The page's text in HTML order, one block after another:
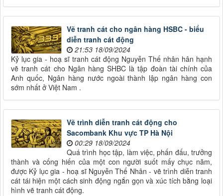
Vẽ tranh cát cho ngân hàng HSBC - biểu
diễn tranh cát động
21:53 18/09/2024
Kỷ lục gia - hoạ sĩ tranh cát động Nguyễn Thế nhân hân hạnh
vẽ tranh cát cho Ngân hàng SHBC là tập đoàn tài chính của
Anh quốc, Ngân hàng nước ngoài thành lập ngân hàng con
sớm nhất ở Việt Nam .
Vẽ trình diễn tranh cát động cho
Sacombank Khu vực TP Hà Nội
00:29 18/09/2024
Quá trình học tập, làm việc, phấn đấu, trưởng
thành và cống hiến của một con người suốt mấy chục năm,
được Kỷ lục gia - hoạ sĩ Nguyễn Thế Nhân - vẽ trình diễn tranh
cát tái hiện một cách sinh động ngắn gọn và xúc tích bằng loại
hình vẽ tranh cát động.